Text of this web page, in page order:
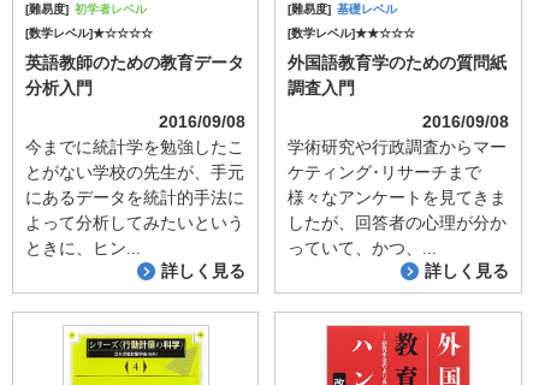
[難易度] 初学者レベル
[数学レベル]★☆☆☆☆
英語教師のための教育データ
分析入門
2016/09/08
今までに統計学を勉強したこ
とがない学校の先生が、手元
にあるデータを統計的手法に
よって分析してみたいという
ときに、ヒン...
詳しく見る
[難易度] 基礎レベル
[数学レベル]★★☆☆☆
外国語教育学のための質問紙
調査入門
2016/09/08
学術研究や行政調査からマー
ケティング･リサーチまで
様々なアンケートを見てきま
したが、回答者の心理が分か
っていて、かつ、...
詳しく見る